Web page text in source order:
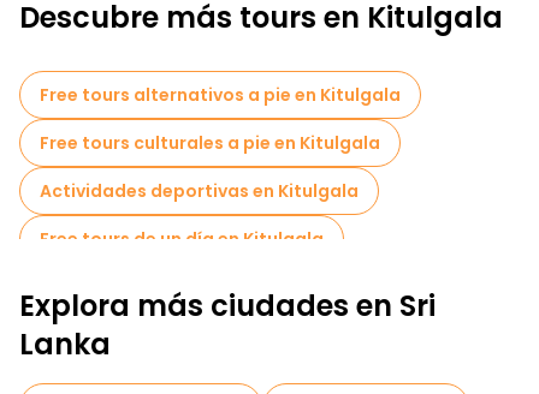
Descubre más tours en Kitulgala
Free tours alternativos a pie en Kitulgala
Free tours culturales a pie en Kitulgala
Actividades deportivas en Kitulgala
Free tours de un día en Kitulgala
Explora más ciudades en Sri
Lanka